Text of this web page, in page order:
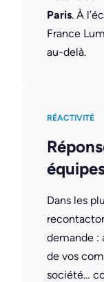
Paris. À
France
au-delà.
RÉACTIVITÉ
Dans les
demande :
de vos
société…